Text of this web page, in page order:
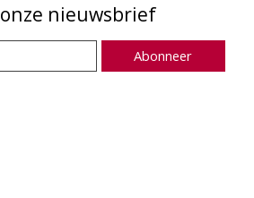
nieuwsbrief
Abonneer